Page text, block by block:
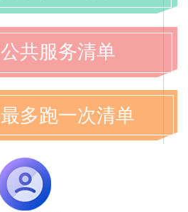
共服务清单
多跑一次清单